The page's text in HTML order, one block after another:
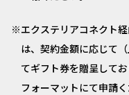
エクステリアコネクト
は、契約金額に応じて
てギフト券を贈呈して
フォーマットにて申請